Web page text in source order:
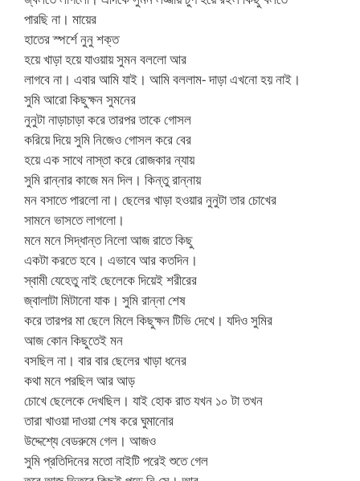
পারছি না। মায়ের
হাতের স্পর্শে নুনু শক্ত
হয়ে খাড়া হয়ে যাওয়ায় সুমন বললো আর
লাগবে না। এবার আমি যাই। আমি বললাম- দাড়া এখনো হয় নাই।
সুমি আরো কিছুক্ষন সুমনের
নুনুটা নাড়াচাড়া করে তারপর তাকে গোসল
করিয়ে দিয়ে সুমি নিজেও গোসল করে বের
হয়ে এক সাথে নাস্তা করে রোজকার ন্যায়
সুমি রান্নার কাজে মন দিল। কিন্তু রান্নায়
মন বসাতে পারলো না। ছেলের খাড়া হওয়ার নুনুটা তার চোখের
সামনে ভাসতে লাগলো।
মনে মনে সিদ্ধান্ত নিলো আজ রাতে কিছু
একটা করতে হবে। এভাবে আর কতদিন।
স্বামী যেহেতু নাই ছেলেকে দিয়েই শরীরের
জ্বালাটা মিটানো যাক। সুমি রান্না শেষ
করে তারপর মা ছেলে মিলে কিছুক্ষন টিভি দেখে। যদিও সুমির
আজ কোন কিছুতেই মন
বসছিল না। বার বার ছেলের খাড়া ধনের
কথা মনে পরছিল আর আড়
চোখে ছেলেকে দেখছিল। যাই হোক রাত যখন ১০ টা তখন
তারা খাওয়া দাওয়া শেষ করে ঘুমানোর
উদ্দেশ্যে বেডরুমে গেল। আজও
সুমি প্রতিদিনের মতো নাইটি পরেই শুতে গেল